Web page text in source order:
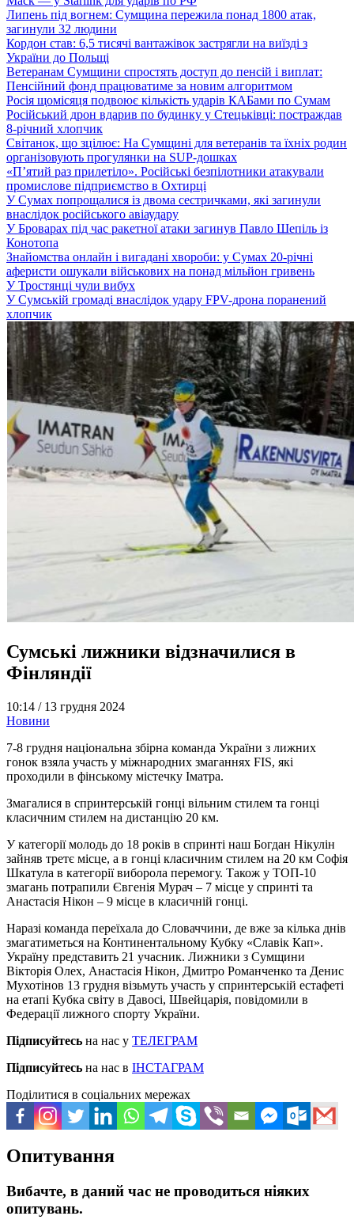
Липень під вогнем: Сумщина пережила понад 1800 атак,
загинули 32 людини
Кордон став: 6,5 тисячі вантажівок застрягли на виїзді з
України до Польщі
Ветеранам Сумщини спростять доступ до пенсій і виплат:
Пенсійний фонд працюватиме за новим алгоритмом
Росія щомісяця подвоює кількість ударів КАБами по Сумам
Російський дрон вдарив по будинку у Стецьківці: постраждав
8-річний хлопчик
Світанок, що зцілює: На Сумщині для ветеранів та їхніх родин
організовують прогулянки на SUP-дошках
«П’ятий раз прилетіло». Російські безпілотники атакували
промислове підприємство в Охтирці
У Сумах попрощалися із двома сестричками, які загинули
внаслідок російського авіаудару
У Броварах під час ракетної атаки загинув Павло Шепіль із
Конотопа
Знайомства онлайн і вигадані хвороби: у Сумах 20-річні
аферисти ошукали військових на понад мільйон гривень
У Тростянці чули вибух
У Сумській громаді внаслідок удару FPV-дрона поранений
хлопчик
Сумські лижники відзначилися в
Фінляндії
10:14 / 13 грудня 2024
Новини
7-8 грудня національна збірна команда України з лижних
гонок взяла участь у міжнародних змаганнях FIS, які
проходили в фінському містечку Іматра.
Змагалися в спринтерській гонці вільним стилем та гонці
класичним стилем на дистанцію 20 км.
У категорії молодь до 18 років в спринті наш Богдан Нікулін
зайняв третє місце, а в гонці класичним стилем на 20 км Софія
Шкатула в категорії виборола перемогу. Також у ТОП-10
змагань потрапили Євгенія Мурач – 7 місце у спринті та
Анастасія Нікон – 9 місце в класичній гонці.
Наразі команда переїхала до Словаччини, де вже за кілька днів
змагатиметься на Континентальному Кубку «Славік Кап».
Україну представить 21 учасник. Лижники з Сумщини
Вікторія Олех, Анастасія Нікон, Дмитро Романченко та Денис
Мухотінов 13 грудня візьмуть участь у спринтерській естафеті
на етапі Кубка світу в Давосі, Швейцарія, повідомили в
Федерації лижного спорту України.
Підписуйтесь на нас у ТЕЛЕГРАМ
Підписуйтесь на нас в ІНСТАГРАМ
Поділитися в соціальних мережах
Опитування
Вибачте, в даний час не проводиться ніяких
опитувань.